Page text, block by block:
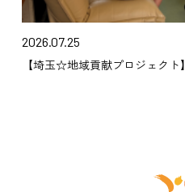
2026.07.25
【埼玉☆地域貢献プロジェクト】